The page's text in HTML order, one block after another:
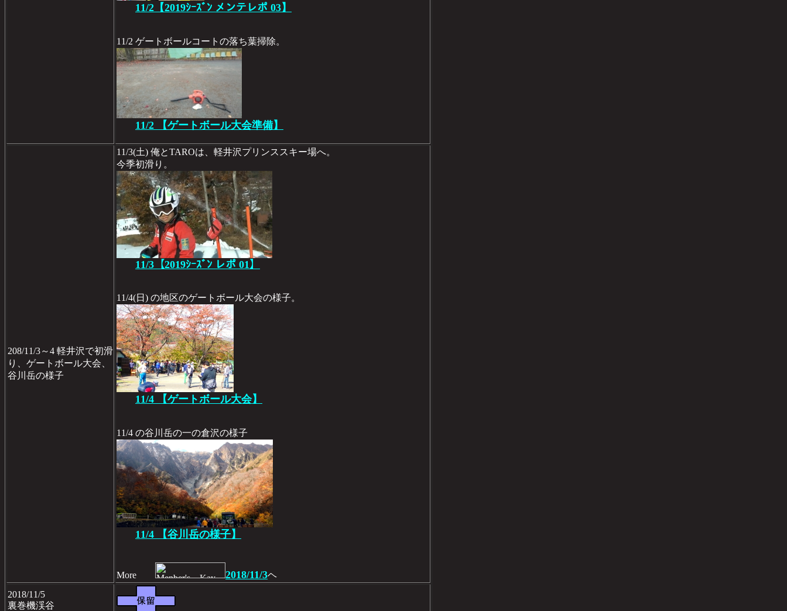
11/2【2019ｼｰｽﾞﾝ メンテレポ 03】
11/2 ゲートボールコートの落ち葉掃除。
11/2 【ゲートボール大会準備】
208/11/3～4 軽井沢で初滑
り、ゲートボール大会、
谷川岳の様子
11/3(土) 俺とTAROは、軽井沢プリンススキー場へ。
今季初滑り。
11/3【2019ｼｰｽﾞﾝ レポ 01】
11/4(日) の地区のゲートボール大会の様子。
11/4 【ゲートボール大会】
11/4 の谷川岳の一の倉沢の様子
11/4 【谷川岳の様子】
More 2018/11/3ヘ
2018/11/5
裏巻機渓谷